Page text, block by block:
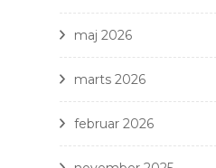
maj 2026
marts 2026
februar 2026